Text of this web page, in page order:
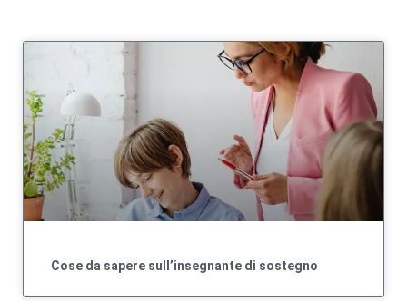
Cose da sapere sull’insegnante di sostegno